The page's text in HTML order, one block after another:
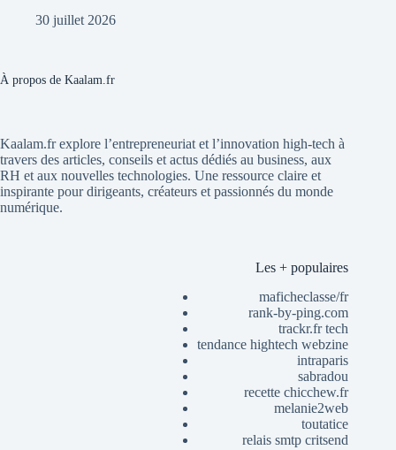
30 juillet 2026
À propos de Kaalam.fr
Kaalam.fr explore l’entrepreneuriat et l’innovation high-tech à
travers des articles, conseils et actus dédiés au business, aux
RH et aux nouvelles technologies. Une ressource claire et
inspirante pour dirigeants, créateurs et passionnés du monde
numérique.
Les + populaires
maficheclasse/fr
rank-by-ping.com
trackr.fr tech
tendance hightech webzine
intraparis
sabradou
recette chicchew.fr
melanie2web
toutatice
relais smtp critsend